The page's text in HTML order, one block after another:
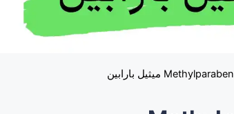
Methylparaben ميثيل بارابين